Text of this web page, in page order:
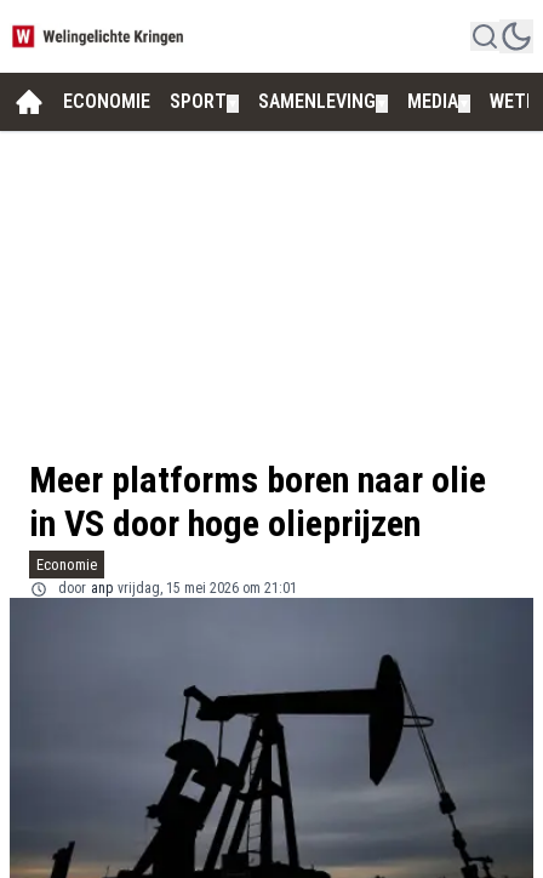
ECONOMIE SPORT SAMENLEVING MEDIA
Meer platforms boren naar olie
in VS door hoge olieprijzen
Economie
door anp vrijdag, 15 mei 2026 om 21:01